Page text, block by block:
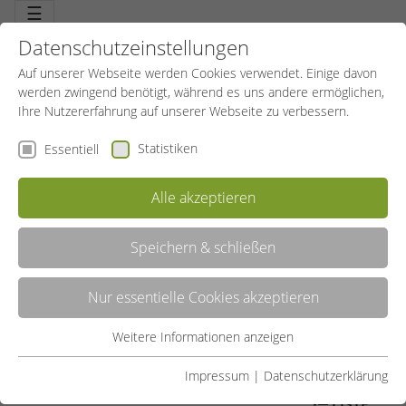
☰
ZUMBA®
Ein mitreißendes Fitnesstraining mit hohem Spaßfaktor.
Tanzerfahrung nicht erforderlich, leicht zu lernen, Spaß ab der
ersten Minute. Heiße lateinamerikanische und exotische
Rhythmen, tanzen ohne komplizierte Choreos. So tanze ich mich
Datenschutzeinstellungen
Auf unserer Webseite werden Cookies verwendet. Einige davon
werden zwingend benötigt, während es uns andere ermöglichen,
Ihre Nutzererfahrung auf unserer Webseite zu verbessern.
Essentiell Statistiken
Alle akzeptieren
Speichern & schließen
Nur essentielle Cookies akzeptieren
Essentielle Cookies werden für grundlegende Funktionen der
Weitere Informationen anzeigen
Impressum | Datenschutzerklärung